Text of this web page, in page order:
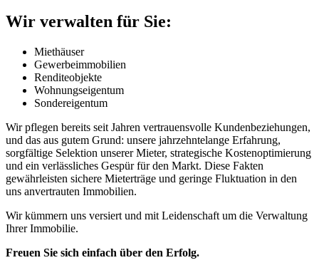
Wir verwalten für Sie:
Miethäuser
Gewerbeimmobilien
Renditeobjekte
Wohnungseigentum
Sondereigentum
Wir pflegen bereits seit Jahren vertrauensvolle Kundenbeziehungen,
und das aus gutem Grund: unsere jahrzehntelange Erfahrung,
sorgfältige Selektion unserer Mieter, strategische Kostenoptimierung
und ein verlässliches Gespür für den Markt. Diese Fakten
gewährleisten sichere Mieterträge und geringe Fluktuation in den
uns anvertrauten Immobilien.
Wir kümmern uns versiert und mit Leidenschaft um die Verwaltung
Ihrer Immobilie.
Freuen Sie sich einfach über den Erfolg.